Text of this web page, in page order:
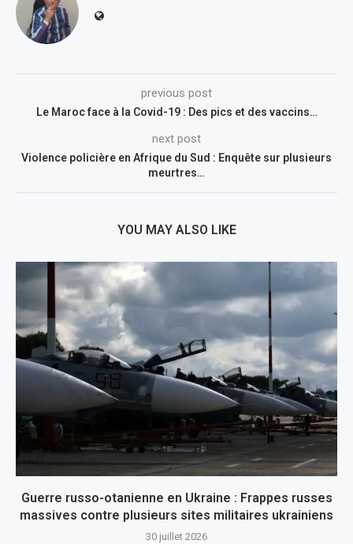
previous post
Le Maroc face à la Covid-19 : Des pics et des vaccins…
next post
Violence policière en Afrique du Sud : Enquête sur plusieurs
meurtres…
YOU MAY ALSO LIKE
Guerre russo-otanienne en Ukraine : Frappes russes
massives contre plusieurs sites militaires ukrainiens
30 juillet 2026